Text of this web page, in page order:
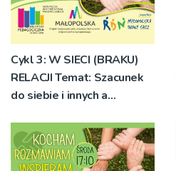
Cykl 3: W SIECI (BRAKU)
RELACJI Temat: Szacunek
do siebie i innych a
sztuka, wolność)